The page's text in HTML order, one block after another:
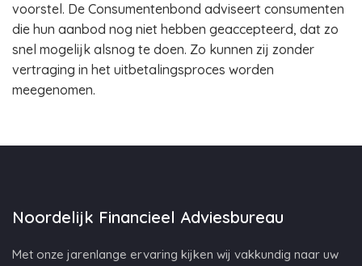
voorstel. De Consumentenbond adviseert consumenten
die hun aanbod nog niet hebben geaccepteerd, dat zo
snel mogelijk alsnog te doen. Zo kunnen zij zonder
vertraging in het uitbetalingsproces worden
meegenomen.
Noordelijk Financieel Adviesbureau
Met onze jarenlange ervaring kijken wij vakkundig naar uw